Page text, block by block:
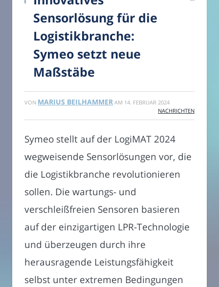
Sensorlösung für die
Logistikbranche:
Symeo setzt neue
Maßstäbe
VON MARIUS BEILHAMMER AM 14. FEBRUAR 2024
NACHRICHTEN
Symeo stellt auf der LogiMAT 2024
wegweisende Sensorlösungen vor, die
die Logistikbranche revolutionieren
sollen. Die wartungs- und
verschleißfreien Sensoren basieren
auf der einzigartigen LPR-Technologie
und überzeugen durch ihre
herausragende Leistungsfähigkeit
selbst unter extremen Bedingungen